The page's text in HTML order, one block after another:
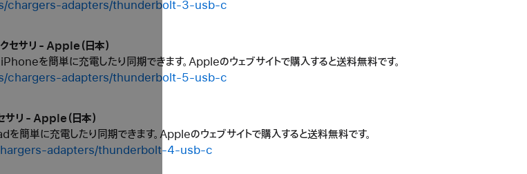
chargers-adapters/thunderbolt-3-usb-c
サリ - Apple（日本）
を簡単に充電したり同期できます。Appleのウェブサイトで購入すると送料無料です。
chargers-adapters/thunderbolt-5-usb-c
リ - Apple（日本）
簡単に充電したり同期できます。Appleのウェブサイトで購入すると送料無料です。
adapters/thunderbolt-4-usb-c